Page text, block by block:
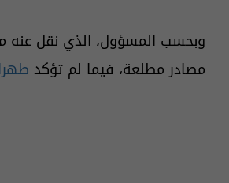
وبحسب المسؤول، الذي نقل عنه
مصادر مطلعة، فيما لم تؤكد